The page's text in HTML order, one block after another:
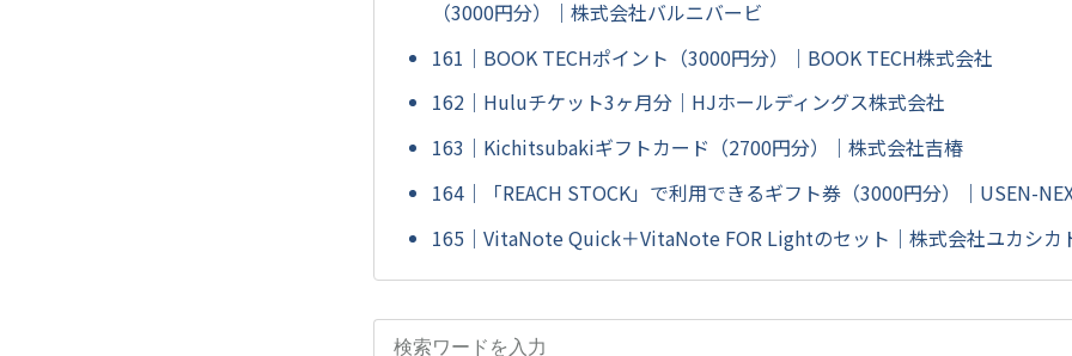
（3000円分）｜株式会社バルニバービ
161｜BOOK TECHポイント（3000円分）｜BOOK TECH株式会社
162｜Huluチケット3ヶ月分｜HJホールディングス株式会社
163｜Kichitsubakiギフトカード（2700円分）｜株式会社吉椿
164｜「REACH STOCK」で利用できるギフト券（3000円分）｜USEN-
165｜VitaNote Quick＋VitaNote FOR Lightのセット｜株式会社ユカシカ